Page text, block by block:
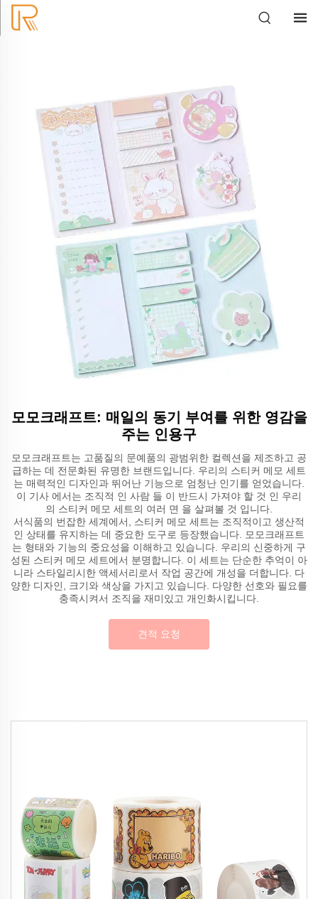
모모크래프트: 매일의 동기 부여를 위한 영감을
주는 인용구
모모크래프트는 고품질의 문예품의 광범위한 컬렉션을 제조하고 공
급하는 데 전문화된 유명한 브랜드입니다. 우리의 스티커 메모 세트
는 매력적인 디자인과 뛰어난 기능으로 엄청난 인기를 얻었습니다.
이 기사 에서는 조직적 인 사람 들 이 반드시 가져야 할 것 인 우리
의 스티커 메모 세트의 여러 면 을 살펴볼 것 입니다.
서식품의 번잡한 세계에서, 스티커 메모 세트는 조직적이고 생산적
인 상태를 유지하는 데 중요한 도구로 등장했습니다. 모모크래프트
는 형태와 기능의 중요성을 이해하고 있습니다. 우리의 신중하게 구
성된 스티커 메모 세트에서 분명합니다. 이 세트는 단순한 추억이 아
니라 스타일리시한 액세서리로서 작업 공간에 개성을 더합니다. 다
양한 디자인, 크기와 색상을 가지고 있습니다. 다양한 선호와 필요를
충족시켜서 조직을 재미있고 개인화시킵니다.
견적 요청